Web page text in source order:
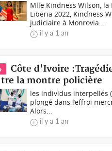
Mlle Kindness Wilson,
Liberia 2022, Kindness
judiciaire à Monrovia...
il y a 1 an
Côte d'Ivoire
la montre policière
les individus interpellés
plongé dans l’effroi
Alors...
il y a 1 an